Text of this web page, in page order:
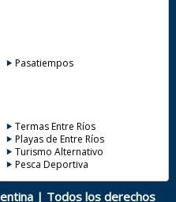
Pasatiempos
Termas Entre Ríos
Playas de Entre Ríos
Turismo Alternativo
Pesca Deportiva
| Todos los derechos